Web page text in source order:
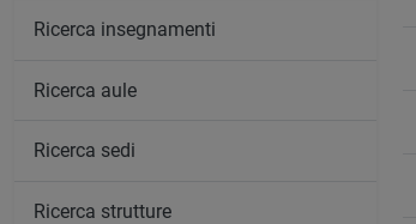
Ricerca insegnamenti
Ricerca aule
Ricerca sedi
Ricerca strutture